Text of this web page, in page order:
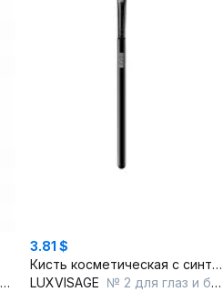
3.81 $
Кисть косметическая с синтетическим ворсом, для макияжа глаз и бровей
LUXVISAGE № 2 для глаз и бровей